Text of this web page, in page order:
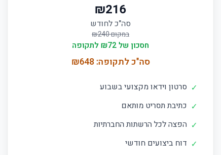
₪216
סה"כ לחודש
במקום ₪240
חסכון של ₪ 72 לתקופה
סה"כ לתקופה: ₪648
✓ סרטון וידאו מקצועי בשבוע
✓ כתיבת תסריט מותאם
✓ הפצה לכל הרשתות החברתיות
✓ דוח ביצועים חודשי